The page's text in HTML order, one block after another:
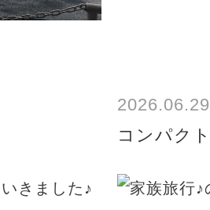
2026.06.29
コンパク